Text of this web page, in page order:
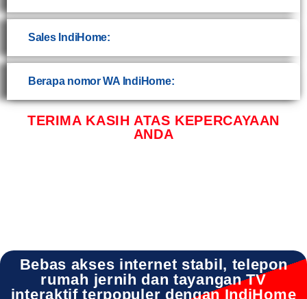
Sales IndiHome:
Berapa nomor WA IndiHome:
TERIMA KASIH ATAS KEPERCAYAAN
ANDA
Bebas akses internet stabil, telepon
rumah jernih dan tayangan TV
interaktif terpopuler dengan IndiHome